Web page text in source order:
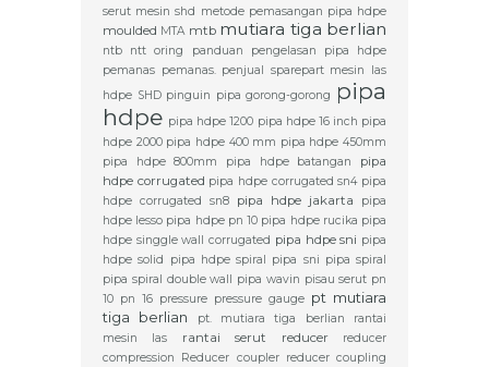
serut mesin shd metode pemasangan pipa hdpe
moulded MTA mtb mutiara tiga berlian
ntb ntt oring
panduan pengelasan pipa hdpe
pemanas pemanas. penjual sparepart mesin las
hdpe SHD pinguin pipa gorong-gorong
pipa
hdpe pipa hdpe 1200 pipa hdpe 16 inch pipa
hdpe 2000 pipa hdpe 400 mm pipa hdpe 450mm
pipa hdpe 800mm
pipa hdpe batangan
pipa
hdpe corrugated pipa hdpe corrugated sn4 pipa
hdpe corrugated sn8
pipa hdpe jakarta
pipa
hdpe lesso pipa hdpe pn 10 pipa hdpe rucika pipa
hdpe singgle wall corrugated pipa hdpe sni pipa
hdpe solid
pipa hdpe spiral pipa sni pipa spiral
pipa spiral double wall pipa wavin pisau serut pn
10 pn 16 pressure pressure gauge pt mutiara
tiga berlian
pt. mutiara tiga berlian
rantai
mesin las
rantai serut reducer
reducer
compression
Reducer coupler reducer coupling